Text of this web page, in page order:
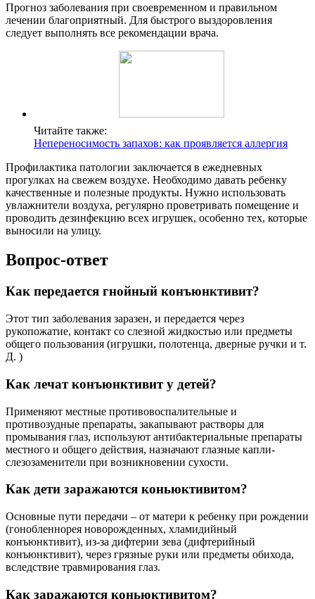
Прогноз заболевания при своевременном и правильном
лечении благоприятный. Для быстрого выздоровления
следует выполнять все рекомендации врача.
Читайте также:
Непереносимость запахов: как проявляется аллергия
Профилактика патологии заключается в ежедневных
прогулках на свежем воздухе. Необходимо давать ребенку
качественные и полезные продукты. Нужно использовать
увлажнители воздуха, регулярно проветривать помещение и
проводить дезинфекцию всех игрушек, особенно тех, которые
выносили на улицу.
Вопрос-ответ
Как передается гнойный конъюнктивит?
Этот тип заболевания заразен, и передается через
рукопожатие, контакт со слезной жидкостью или предметы
общего пользования (игрушки, полотенца, дверные ручки и т.
Д. )
Как лечат конъюнктивит у детей?
Применяют местные противовоспалительные и
противозудные препараты, закапывают растворы для
промывания глаз, используют антибактериальные препараты
местного и общего действия, назначают глазные капли-
слезозаменители при возникновении сухости.
Как дети заражаются коньюктивитом?
Основные пути передачи – от матери к ребенку при рождении
(гонобленнорея новорожденных, хламидийный
конъюнктивит), из-за дифтерии зева (дифтерийный
конъюнктивит), через грязные руки или предметы обихода,
вследствие травмирования глаз.
Как заражаются коньюктивитом?